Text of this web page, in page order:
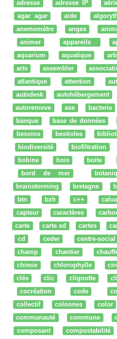
adresse
adresse IP
agar agar
aide
anemomètre
anges
animer
appareils
aquarium
aquatique
arts
assembler
atlantique
attention
autodesk
autohébergement
autoremove
axe bacterie
banque
base de données
besoins
bestioles
biodiversité
biofiltration
bobine
bois boite
bord de mer
brainstorming
bretagne
btn
bzh c++
capteur
caractères
carte
carte sd cartes
cd
ceder centre-social
champ
chantier
chimie
chlorophylle
clés
clic clignotte
cocréation
code
collectif
colonnes color
communauté
commune
composant
compostabilité